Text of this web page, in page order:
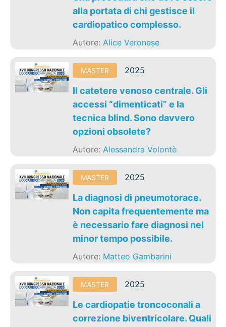
alla portata di chi gestisce il
cardiopatico complesso.
Autore:Alice Veronese
MASTER 2025
Il catetere venoso centrale. Gli
accessi “dimenticati” e la
tecnica blind. Sono davvero
opzioni obsolete?
Autore:Alessandra Volontè
MASTER 2025
La diagnosi di pneumotorace.
Non capita frequentemente ma
è necessario fare diagnosi nel
minor tempo possibile.
Autore: Matteo Gambarini
MASTER 2025
Le cardiopatie troncoconali a
correzione biventricolare. Quali